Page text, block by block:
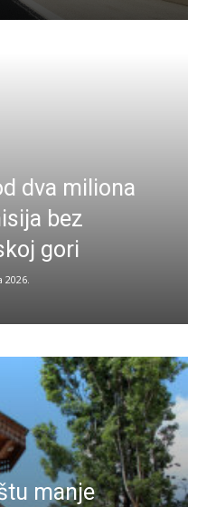
dva miliona
bez
gori
2026.
manje